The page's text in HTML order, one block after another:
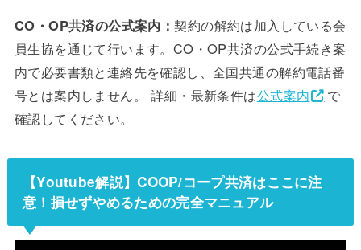
CO・OP共済の公式案内：契約の解約は加入している会
員生協を通じて行います。CO・OP共済の公式手続き案
内で必要書類と連絡先を確認し、全国共通の解約電話番
号とは案内しません。 詳細・最新条件は公式案内
で
確認してください。
【Youtube解説】COOP/コープ共済はここに注
意！損せずやめるための完全マニュアル